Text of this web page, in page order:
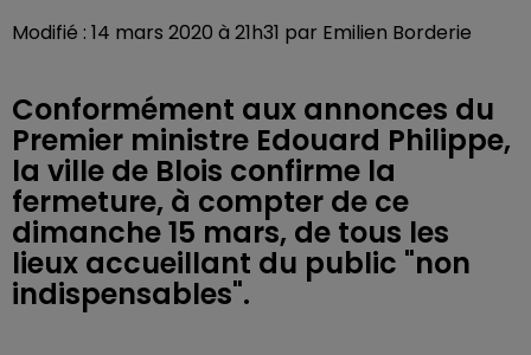
Modifié : 14 mars 2020 à 21h31 par Emilien Borderie
Conformément aux annonces du
Premier ministre Edouard Philippe,
la ville de Blois confirme la
fermeture, à compter de ce
dimanche 15 mars, de tous les
lieux accueillant du public "non
indispensables".